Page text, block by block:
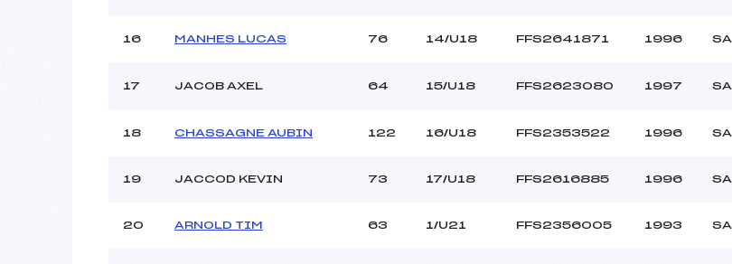
16 MANHES LUCAS 76 14/U18 FFS2641871 1996 SA
17 JACOB AXEL 64 15/U18 FFS2623080 1997 SA
18 CHASSAGNE AUBIN 122 16/U18 FFS2353522 1996 SA
19 JACCOD KEVIN 73 17/U18 FFS2616885 1996 SA
20 ARNOLD TIM 63 1/U21 FFS2356005 1993 SA